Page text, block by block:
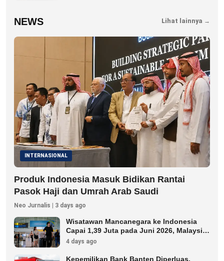
NEWS Lihat lainnya →
INTERNASIONAL
Produk Indonesia Masuk Bidikan Rantai
Pasok Haji dan Umrah Arab Saudi
Neo Jurnalis | 3 days ago
Wisatawan Mancanegara ke Indonesia
Capai 1,39 Juta pada Juni 2026, Malaysia
Terbanyak
4 days ago
Kepemilikan Bank Banten Diperluas,